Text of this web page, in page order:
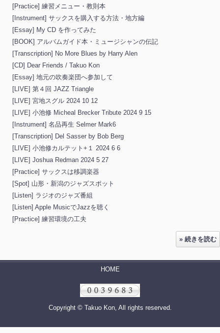
[Practice] 練習メニュー・教則本
[Instrument] サックスを購入する方法・地方編
[Essay] My CD を作ってみた
[BOOK] アルバムガイド本・ミュージシャンの伝記
[Transcription] No More Blues by Harry Alen
[CD] Dear Friends / Takuo Kon
[Essay] 地元の吹奏楽団へ参加して
[LIVE] 第４回 JAZZ Triangle
[LIVE] 宮地スグル 2024 10 12
[LIVE] 小池修 Micheal Brecker Tribute 2024 9 15
[Instrument] 名品再生 Selmer Mark6
[Transcription] Del Sasser by Bob Berg
[LIVE] 小池修カルテット+１ 2024 6 6
[LIVE] Joshua Redman 2024 5 27
[Practice] サックスは移調楽器
[Spot] 山形・新潟のジャズスポット
[Listen] ラジオのジャズ番組
[Listen] Apple MusicでJazzを聴く
[Practice] 練習環境の工夫
» 続きを読む
HOME
Copyright © Takuo Kon, All rights reserved.